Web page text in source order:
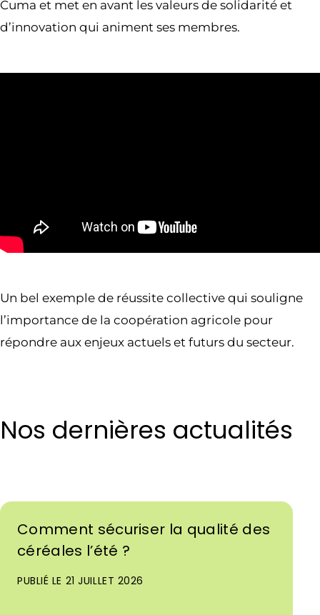
Cuma et met en avant les valeurs de solidarité et
d’innovation qui animent ses membres.
Un bel exemple de réussite collective qui souligne
l’importance de la coopération agricole pour
répondre aux enjeux actuels et futurs du secteur.
Nos dernières actualités
Comment sécuriser la qualité des
céréales l’été ?
PUBLIÉ LE 21 JUILLET 2026